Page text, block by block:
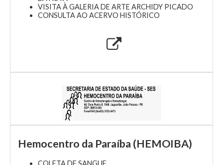
VISITA À GALERIA DE ARTE ARCHIDY PICADO
CONSULTA AO ACERVO HISTÓRICO
Hemocentro da Paraíba (HEMOIBA)